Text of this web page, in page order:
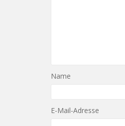
Name
E-Mail-Adresse